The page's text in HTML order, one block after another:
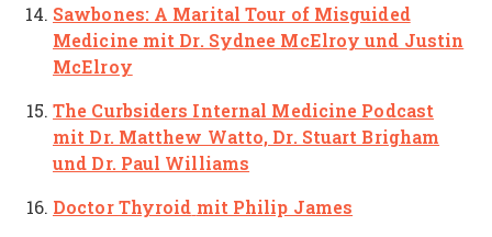
Sawbones: A Marital Tour of Misguided
Medicine mit Dr. Sydnee McElroy und Justin
McElroy
The Curbsiders Internal Medicine Podcast
mit Dr. Matthew Watto, Dr. Stuart Brigham
und Dr. Paul Williams
Doctor Thyroid mit Philip James